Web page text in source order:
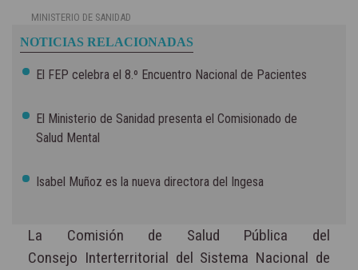
MINISTERIO DE SANIDAD
NOTICIAS RELACIONADAS
El FEP celebra el 8.º Encuentro Nacional de Pacientes
El Ministerio de Sanidad presenta el Comisionado de
Salud Mental
Isabel Muñoz es la nueva directora del Ingesa
La Comisión de Salud Pública del
Consejo Interterritorial del Sistema Nacional de